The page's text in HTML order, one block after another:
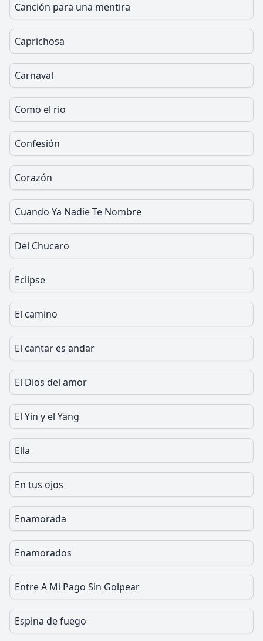
Canción para una mentira
Caprichosa
Carnaval
Como el rio
Confesión
Corazón
Cuando Ya Nadie Te Nombre
Del Chucaro
Eclipse
El camino
El cantar es andar
El Dios del amor
El Yin y el Yang
Ella
En tus ojos
Enamorada
Enamorados
Entre A Mi Pago Sin Golpear
Espina de fuego